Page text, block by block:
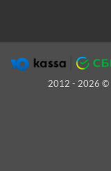
2012 - 2026 ©